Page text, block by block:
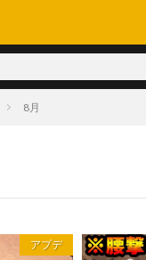
8月
アプデ